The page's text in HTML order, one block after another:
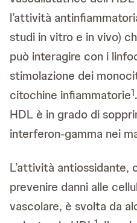
l’attività
studi in vitro e in vivo)
può interagire con i
stimolazione dei
citochine infiammatorie1
HDL è in grado di
interferon-gamma nei
L’attività antiossidante,
prevenire danni alle
vascolare, è svolta da